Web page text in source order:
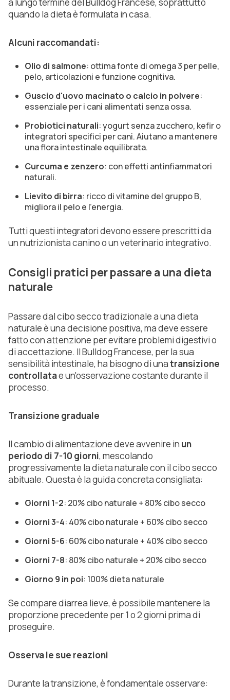
quando la dieta è formulata in casa.
Alcuni raccomandati:
Olio di salmone: ottima fonte di omega 3 per pelle,
pelo, articolazioni e funzione cognitiva.
Guscio d'uovo macinato o calcio in polvere:
essenziale per i cani alimentati senza ossa.
Probiotici naturali: yogurt senza zucchero, kefir o
integratori specifici per cani. Aiutano a mantenere
una flora intestinale equilibrata.
Curcuma e zenzero: con effetti antinfiammatori
naturali.
Lievito di birra: ricco di vitamine del gruppo B,
migliora il pelo e l'energia.
Tutti questi integratori devono essere prescritti da
un nutrizionista canino o un veterinario integrativo.
Consigli pratici per passare a una dieta
naturale
Passare dal cibo secco tradizionale a una dieta
naturale è una decisione positiva, ma deve essere
fatto con attenzione per evitare problemi digestivi o
di accettazione. Il Bulldog Francese, per la sua
sensibilità intestinale, ha bisogno di unatransizione
controllatae un'osservazione costante durante il
processo.
Transizione graduale
Il cambio di alimentazione deve avvenire in un
periodo di 7-10 giorni, mescolando
progressivamente la dieta naturale con il cibo secco
abituale. Questa è la guida concreta consigliata:
Giorni 1-2: 20% cibo naturale + 80% cibo secco
Giorni 3-4: 40% cibo naturale + 60% cibo secco
Giorni 5-6: 60% cibo naturale + 40% cibo secco
Giorni 7-8: 80% cibo naturale + 20% cibo secco
Giorno 9 in poi: 100% dieta naturale
Se compare diarrea lieve, è possibile mantenere la
proporzione precedente per 1 o 2 giorni prima di
proseguire.
Osserva le sue reazioni
Durante la transizione, è fondamentale osservare: